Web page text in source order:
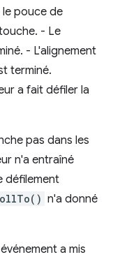
pouce de
- Le
- L'alignement
terminé.
a fait défiler la
pas dans les
n'a entraîné
défilement
n'a donné
a mis